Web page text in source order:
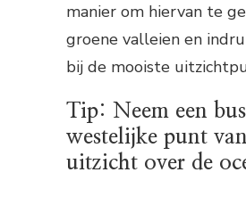
manier om hiervan te
groene valleien en
bij de mooiste
Tip: Neem een
westelijke punt
uitzicht over de